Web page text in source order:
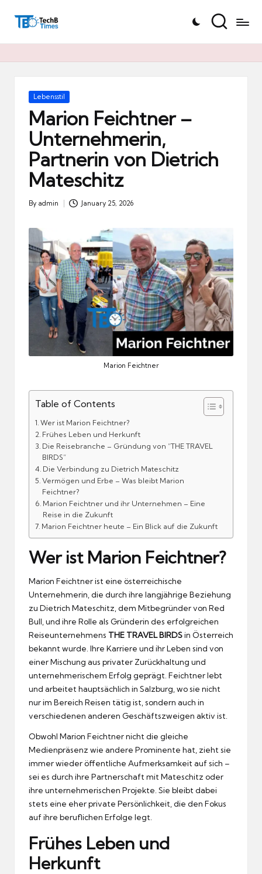
T
h
Posted
Lebensstil
Marion Feichtner –
Unternehmerin,
Partnerin von Dietrich
Mateschitz
Posted
By admin January 25, 2026
Marion Feichtner
Table of Contents
Wer ist Marion Feichtner?
Frühes Leben und Herkunft
Die Reisebranche – Gründung von “THE TRAVEL
BIRDS”
Die Verbindung zu Dietrich Mateschitz
Vermögen und Erbe – Was bleibt Marion
Feichtner?
Marion Feichtner und ihr Unternehmen – Eine
Reise in die Zukunft
Marion Feichtner heute – Ein Blick auf die Zukunft
Wer ist Marion Feichtner?
Marion Feichtner ist eine österreichische
Unternehmerin, die durch ihre langjährige Beziehung
zu Dietrich Mateschitz, dem Mitbegründer von Red
Bull, und ihre Rolle als Gründerin des erfolgreichen
Reiseunternehmens THE TRAVEL BIRDSin Österreich
bekannt wurde. Ihre Karriere und ihr Leben sind von
einer Mischung aus privater Zurückhaltung und
unternehmerischem Erfolg geprägt. Feichtner lebt
und arbeitet hauptsächlich in Salzburg, wo sie nicht
nur im Bereich Reisen tätig ist, sondern auch in
verschiedenen anderen Geschäftszweigen aktiv ist.
Obwohl Marion Feichtner nicht die gleiche
Medienpräsenz wie andere Prominente hat, zieht sie
immer wieder öffentliche Aufmerksamkeit auf sich –
sei es durch ihre Partnerschaft mit Mateschitz oder
ihre unternehmerischen Projekte. Sie bleibt dabei
stets eine eher private Persönlichkeit, die den Fokus
auf ihre beruflichen Erfolge legt.
Frühes Leben und
Herkunft